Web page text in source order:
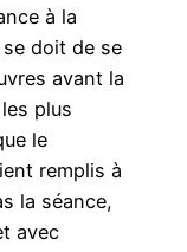
à la
se doit de se
avant la
plus
le
remplis à
la séance,
avec